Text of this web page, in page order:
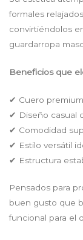
formales
convirtiéndolos
guardarropa
Beneficios que
✔ Cuero
✔ Diseño casual
✔ Comodidad
✔ Estilo versátil
✔ Estructura
Pensados para
buen gusto que
funcional para el